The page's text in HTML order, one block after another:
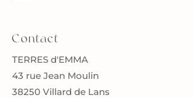
Contact
TERRES d'EMMA
43 rue Jean Moulin
38250 Villard de Lans